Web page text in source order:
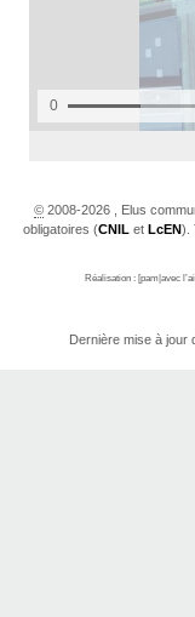
©2008-2026 , Elus
obligatoires (CNIL et LcEN).
Réalisation : [pam|avec
Dernière mise à jour